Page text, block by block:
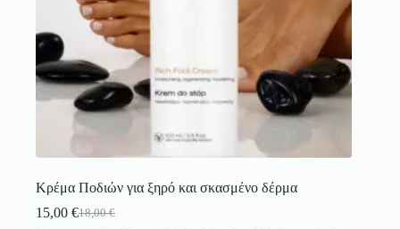
Κρέμα Ποδιών για ξηρό και σκασμένο δέρμα
18,00€
15,00 €